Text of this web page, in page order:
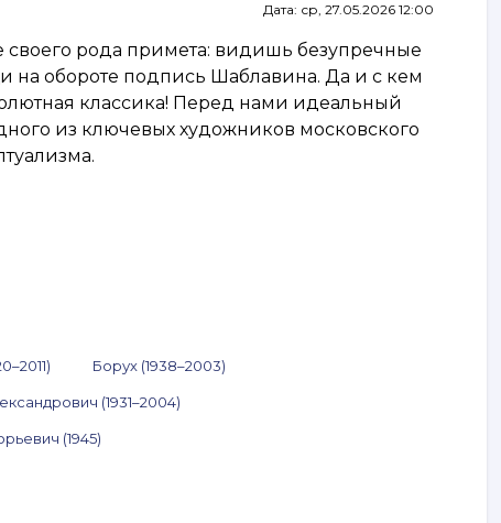
Дата: ср, 27.05.2026 12:00
своего рода примета: видишь безупречные
обороте подпись Шаблавина. Да и с кем
классика! Перед нами идеальный
из ключевых художников московского
Борух (1938–2003)
(1931–2004)
(1945)